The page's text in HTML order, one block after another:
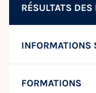
RÉSULTATS
INFORMATIONS
FORMATIONS